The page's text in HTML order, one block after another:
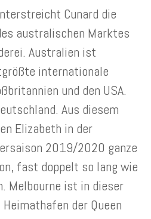
Cunard die
australischen Marktes
Australien ist
internationale
und den USA.
Aus diesem
Elizabeth in der
2019/2020 ganze
fast doppelt so lang wie
Melbourne ist in dieser
der Queen